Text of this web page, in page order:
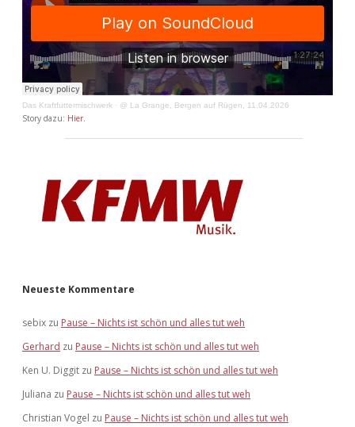
Das Kraftfuttermischwerk · @ La Grange, Bergen auf Rügen, 11.04.2026
Story dazu: Hier.
Neueste Kommentare
sebix zu Pause – Nichts ist schön und alles tut weh
Gerhard zu Pause – Nichts ist schön und alles tut weh
Ken U. Diggit zu Pause – Nichts ist schön und alles tut weh
Juliana zu Pause – Nichts ist schön und alles tut weh
Christian Vogel zu Pause – Nichts ist schön und alles tut weh